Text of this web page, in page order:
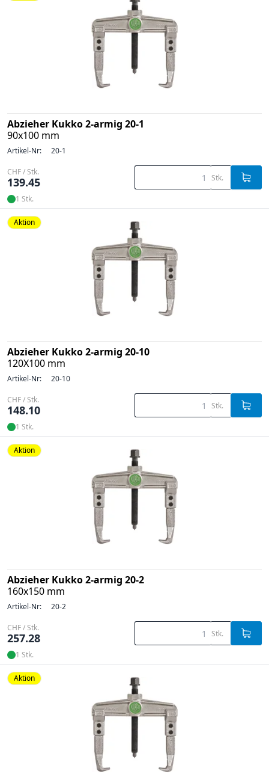
Abzieher Kukko 2-armig 20-1
90x100 mm
Artikel-Nr: 20-1
CHF / Stk.
139.45 Stk.
1 Stk.
Aktion
Abzieher Kukko 2-armig 20-10
120X100 mm
Artikel-Nr: 20-10
CHF / Stk.
148.10 Stk.
1 Stk.
Aktion
Abzieher Kukko 2-armig 20-2
160x150 mm
Artikel-Nr: 20-2
CHF / Stk.
257.28 Stk.
1 Stk.
Aktion